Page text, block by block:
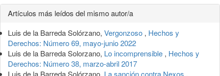
Detalles
del
artículo
Artículos más leídos del mismo autor/a
Luis de la Barreda Solórzano, Vergonzoso , Hechos y
Derechos: Número 69, mayo-junio 2022
Luis de la Barreda Solorzano, Lo incomprensible , Hechos y
Derechos: Número 38, marzo-abril 2017
Luis de la Barreda Solórzano, La sanción contra Nexos ,